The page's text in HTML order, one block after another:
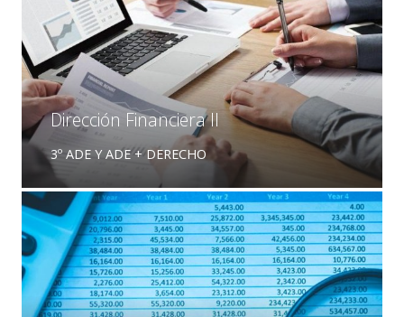
Dirección Financiera II
3º ADE Y ADE + DERECHO